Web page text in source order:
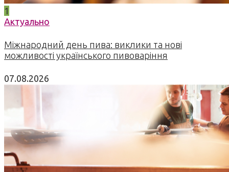
1
Актуально
Міжнародний день пива: виклики та нові
можливості українського пивоваріння
07.08.2026